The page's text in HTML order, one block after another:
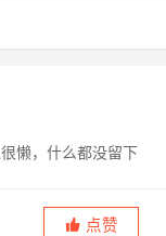
懒，什么都没留下
点赞